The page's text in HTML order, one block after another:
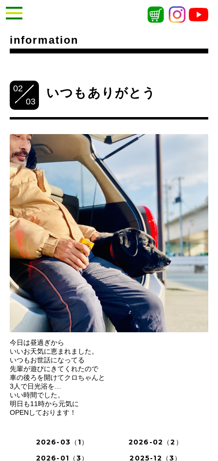
information
02
03
いつもありがとう
今日は昼過ぎから
いいお天気に恵まれました。
いつもお世話になってる
先輩が遊びにきてくれたので
車の後ろを開けてクロちゃんと
3人で日光浴を…
いい時間でした。
明日も11時から元気に
OPENしております！
2026-03（1）
2026-02（2）
2026-01（3）
2025-12（3）